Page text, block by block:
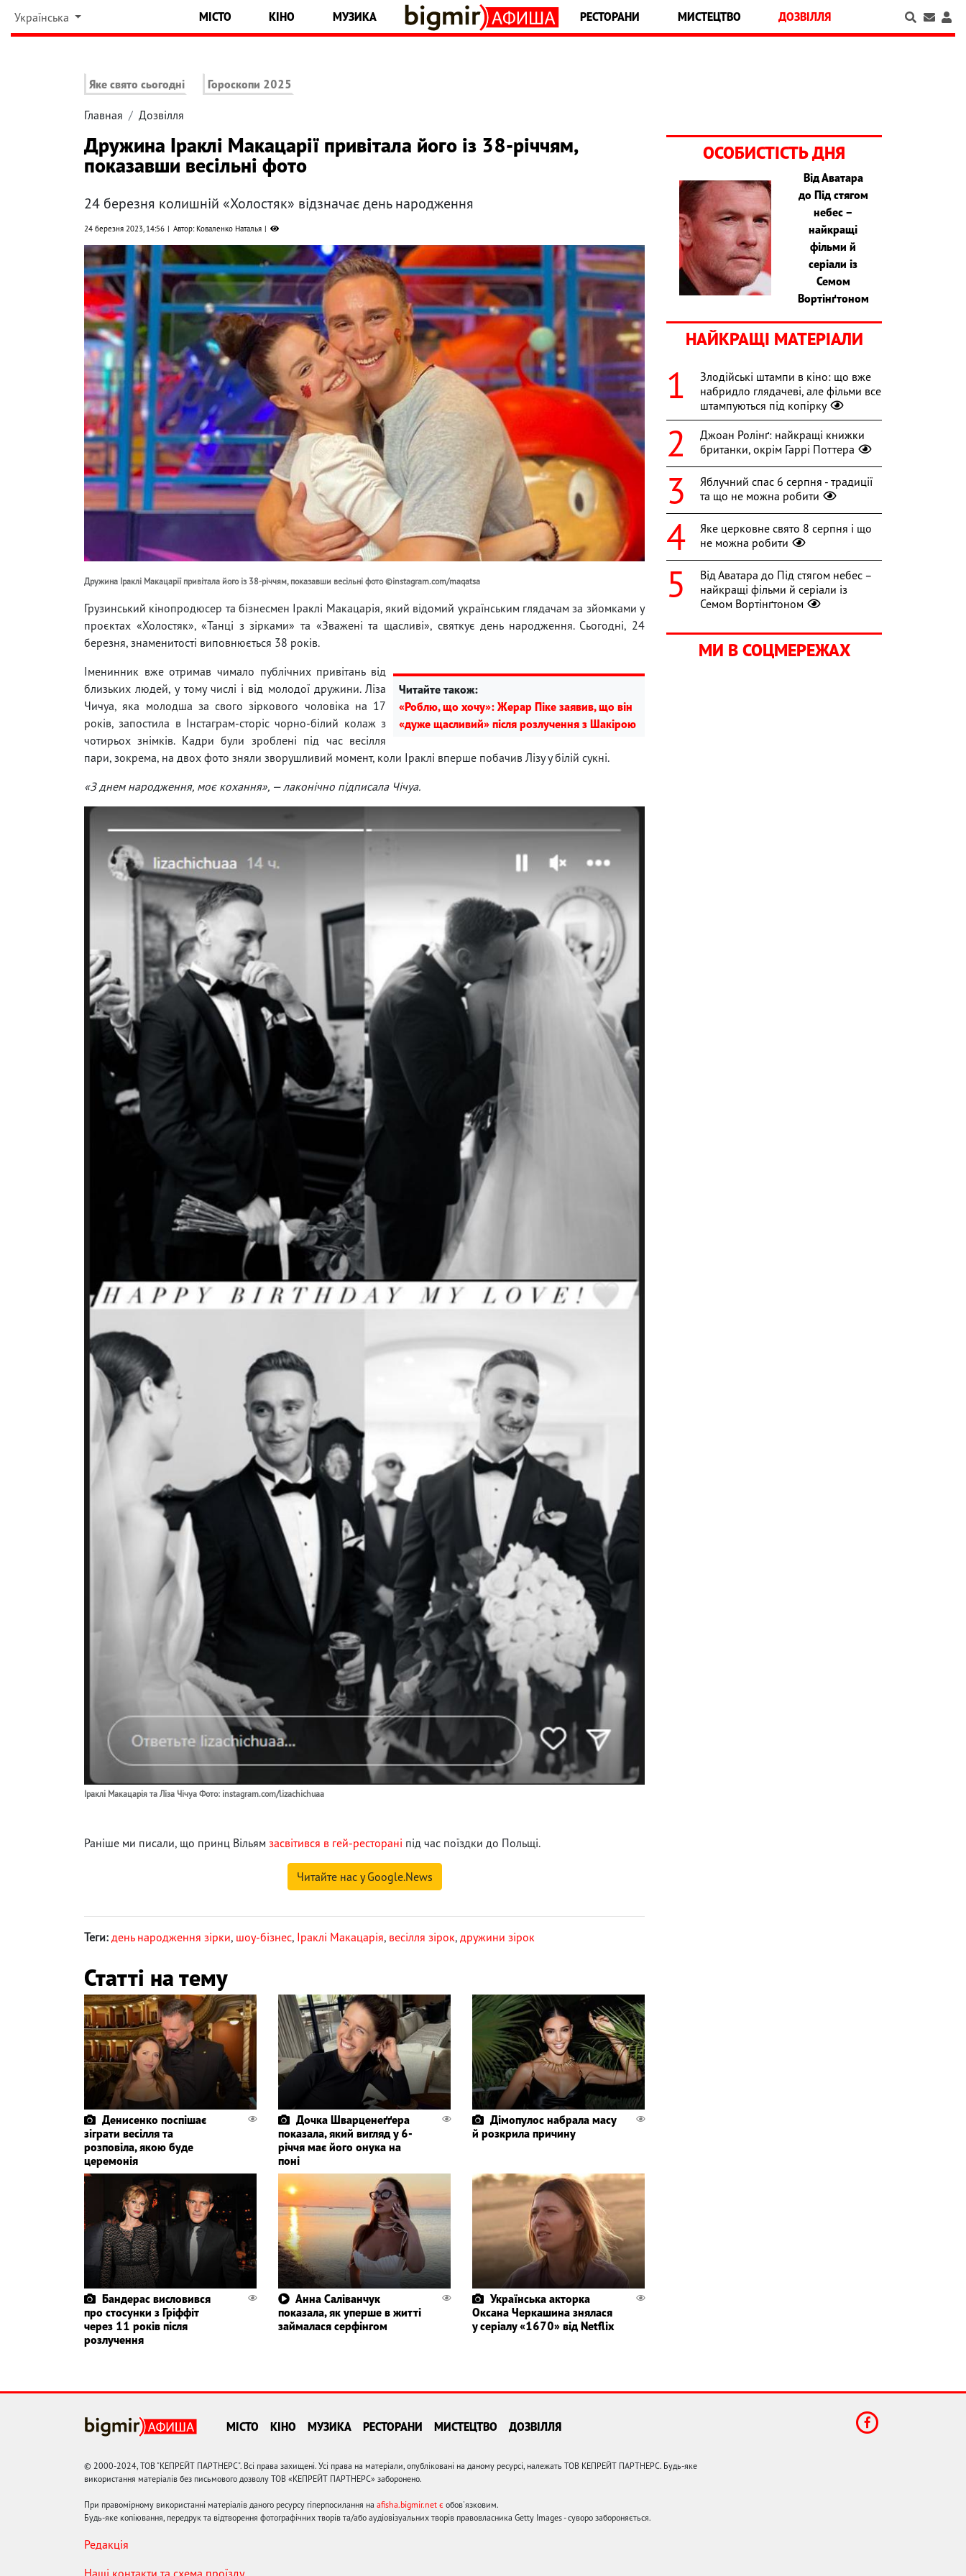
Українська МІСТО КІНО МУЗИКА РЕСТОРАНИ МИСТЕЦТВО ДОЗВІЛЛЯ
Яке свято сьогодні Гороскопи 2025
Главная Дозвілля
Дружина Іраклі Макацарії привітала його із 38-річчям,
показавши весільні фото
24 березня колишній «Холостяк» відзначає день народження
24 березня 2023, 14:56 Автор: Коваленко Наталья
Дружина Іраклі Макацарії привітала його із 38-річчям, показавши весільні фото ©instagram.com/maqatsa
Грузинський кінопродюсер та бізнесмен Іраклі Макацарія, який відомий українським глядачам за зйомками у
проєктах «Холостяк», «Танці з зірками» та «Зважені та щасливі», святкує день народження. Сьогодні, 24
березня, знаменитості виповнюється 38 років.
Читайте також:
«Роблю, що хочу»: Жерар Піке заявив, що він
«дуже щасливий» після розлучення з Шакірою
Іменинник вже отримав чимало публічних привітань від
близьких людей, у тому числі і від молодої дружини. Ліза
Чичуа, яка молодша за свого зіркового чоловіка на 17
років, запостила в Інстаграм-сторіс чорно-білий колаж з
чотирьох знімків. Кадри були зроблені під час весілля
пари, зокрема, на двох фото зняли зворушливий момент, коли Іраклі вперше побачив Лізу у білій сукні.
«З днем ​​народження, моє кохання», — лаконічно підписала Чічуа.
Іраклі Макацарія та Ліза Чічуа Фото: instagram.com/lizachichuaa
Раніше ми писали, що принц Вільям засвітився в гей-ресторані під час поїздки до Польщі.
Читайте нас у Google.News
Теги: день народження зірки, шоу-бізнес, Іраклі Макацарія, весілля зірок, дружини зірок
Статті на тему
Денисенко поспішає
зіграти весілля та
розповіла, якою буде
церемонія
Дочка Шварценеґґера
показала, який вигляд у 6-
річчя має його онука на
поні
Дімопулос набрала масу
й розкрила причину
Бандерас висловився
про стосунки з Гріффіт
через 11 років після
розлучення
Анна Саліванчук
показала, як уперше в житті
займалася серфінгом
Українська акторка
Оксана Черкашина знялася
у серіалу «1670» від Netflix
ОСОБИСТІСТЬ ДНЯ
Від Аватара
до Під стягом
небес –
найкращі
фільми й
серіали із
Семом
Вортінґтоном
НАЙКРАЩІ МАТЕРІАЛИ
Злодійські штампи в кіно: що вже
набридло глядачеві, але фільми все
штампуються під копірку
Джоан Ролінґ: найкращі книжки
британки, окрім Гаррі Поттера
Яблучний спас 6 серпня - традиції
та що не можна робити
Яке церковне свято 8 серпня і що
не можна робити
Від Аватара до Під стягом небес –
найкращі фільми й серіали із
Семом Вортінґтоном
МИ В СОЦМЕРЕЖАХ
МІСТО КІНО МУЗИКА РЕСТОРАНИ МИСТЕЦТВО ДОЗВІЛЛЯ
© 2000-2024, ТОВ "КЕПРЕЙТ ПАРТНЕРС". Всі права захищені. Усі права на матеріали, опубліковані на даному ресурсі, належать ТОВ КЕПРЕЙТ ПАРТНЕРС. Будь-яке
використання матеріалів без письмового дозволу ТОВ «КЕПРЕЙТ ПАРТНЕРС» заборонено.
При правомірному використанні матеріалів даного ресурсу гіперпосилання на afisha.bigmir.net є обов'язковим.
Будь-яке копіювання, передрук та відтворення фотографічних творів та/або аудіовізуальних творів правовласника Getty Images - суворо забороняється.
Редакція
Наші контакти та схема проїзду